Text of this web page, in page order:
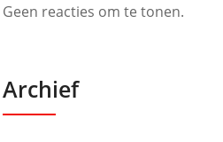
Geen reacties om te tonen.
Archief